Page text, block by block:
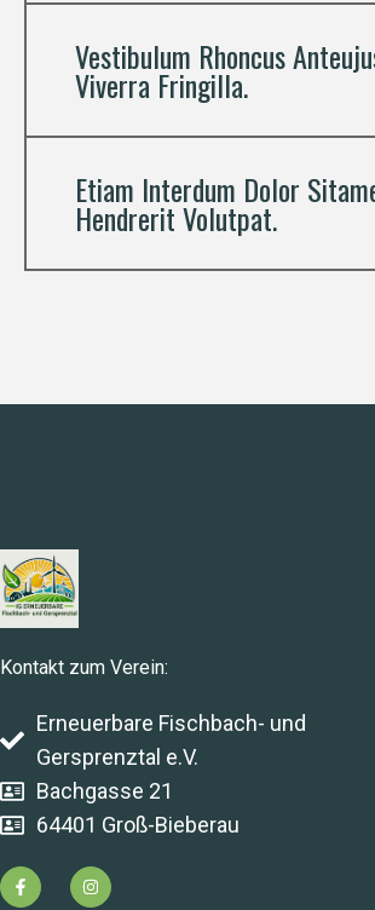
Vestibulum Rhoncus
Viverra Fringilla.
Etiam Interdum Dolor
Hendrerit Volutpat.
Kontakt zum Verein:
Erneuerbare Fischbach- und
Gersprenztal e.V.
Bachgasse 21
64401 Groß-Bieberau